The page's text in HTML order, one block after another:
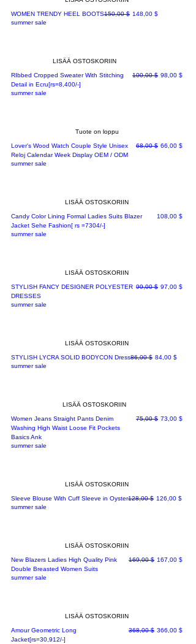
WOMEN TRENDY HEEL BOOTSNormaali hinta
150,00 $ Alehinta
148,00 $
summer sale
LISÄÄ OSTOSKORIIN
RIbbed Cropped Sweater With Stitching
Detail in Ecru[rs=8,400/-]
Normaali hinta
100,00 $ Alehinta
98,00 $
summer sale
Tuote on loppu
Lover's Wood Watch Couple Style Unisex
Reloj Calendar Week Display OEM / ODM
Normaali hinta
68,00 $ Alehinta
66,00 $
summer sale
LISÄÄ OSTOSKORIIN
Candy Color Lining Formal Ladies Suits Blazer
Jacket Sehe Fashion[ rs =7304/-]
Hinta
108,00 $
summer sale
LISÄÄ OSTOSKORIIN
STYLISH FANCY DESIGNER POLYESTER
DRESSES
Normaali hinta
99,00 $ Alehinta
97,00 $
summer sale
LISÄÄ OSTOSKORIIN
STYLISH LYCRA SOLID BODYCON DressNormaali hinta
86,00 $ Alehinta
84,00 $
summer sale
LISÄÄ OSTOSKORIIN
Women Jeans Straight Pants Denim
Washing High Waist Loose Fit Pockets
Basics Ank
Normaali hinta
75,00 $ Alehinta
73,00 $
summer sale
LISÄÄ OSTOSKORIIN
Sleeve Blouse With Cuff Sleeve in OysterNormaali hinta
128,00 $ Alehinta
126,00 $
summer sale
LISÄÄ OSTOSKORIIN
New Blazers Ladies High Quality Pink
Double Breasted Women Suits
Normaali hinta
169,00 $ Alehinta
167,00 $
summer sale
LISÄÄ OSTOSKORIIN
Amour Geometric Long
Jacket[rs=30,912/-]
Normaali hinta
368,00 $ Alehinta
366,00 $